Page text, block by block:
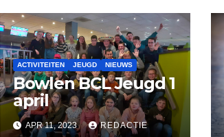
ACTIVITEITEN JEUGD NIEUWS
Bowlen BCL Jeugd 1
april
APR 11, 2023 REDACTIE